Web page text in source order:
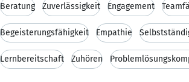
Beratung Zuverlässigkeit Engagement
Begeisterungsfähigkeit Empathie
Lernbereitschaft Zuhören